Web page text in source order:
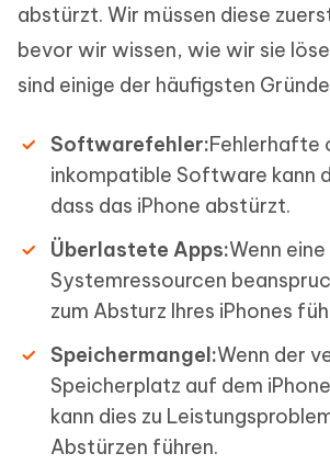
abstürzt. Wir müssen diese
bevor wir wissen, wie wir sie
sind einige der häufigsten
Softwarefehler:Fehlerhafte
inkompatible Software kann
dass das iPhone abstürzt.
Überlastete Apps:Wenn
Systemressourcen
zum Absturz Ihres iPhones
Speichermangel:Wenn der
Speicherplatz auf dem
kann dies zu
Abstürzen führen.